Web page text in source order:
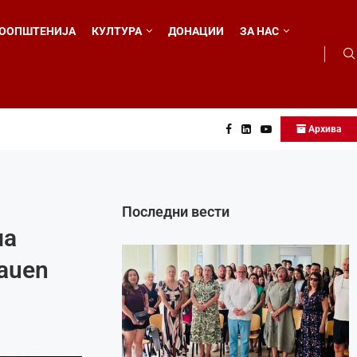
КУЛТУРА ДОНАЦИИ ЗА НАС
Архива
Последни вести